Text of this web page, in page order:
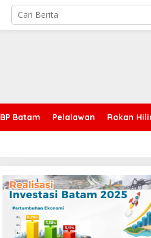
BP Batam Pelalawan Rokan